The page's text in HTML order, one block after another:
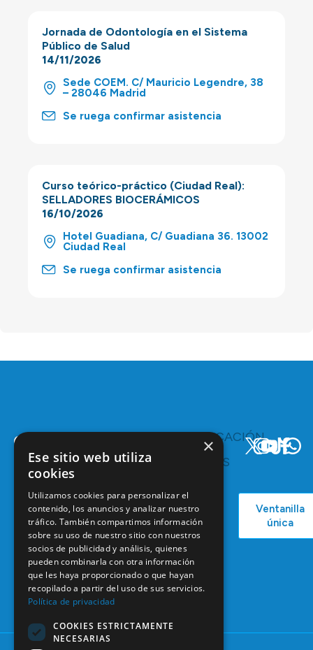
Jornada de Odontología en el Sistema
Público de Salud
14/11/2026
Sede COEM. C/ Mauricio Legendre, 38
– 28046 Madrid
Se ruega confirmar asistencia
Curso teórico-práctico (Ciudad Real):
SELLADORES BIOCERÁMICOS
16/10/2026
Hotel Guadiana, C/ Guadiana 36. 13002
Ciudad Real
Se ruega confirmar asistencia
C/ Mauricio
Legendre,
28046
Madrid
91 561 29 05
informacion@coem.org.es
TE
INTERESA
Servicios y
Bolsa de
Empleo
Formación
Continuada
Tablón de
anuncios
COMUNICACIÓN
RECURSOS
COEM
Podcast
Actualidad
Ventanilla
única
×
Ese sitio web utiliza
cookies
Utilizamos cookies para personalizar el
contenido, los anuncios y analizar nuestro
tráfico. También compartimos información
sobre su uso de nuestro sitio con nuestros
socios de publicidad y análisis, quienes
pueden combinarla con otra información
que les haya proporcionado o que hayan
recopilado a partir del uso de sus servicios.
Política de privacidad
COOKIES ESTRICTAMENTE
NECESARIAS